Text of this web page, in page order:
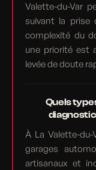
Valette-du-Var
suivant la
complexité du
une priorité est
levée de doute
Quels
À La Valette-
garages
artisanaux et